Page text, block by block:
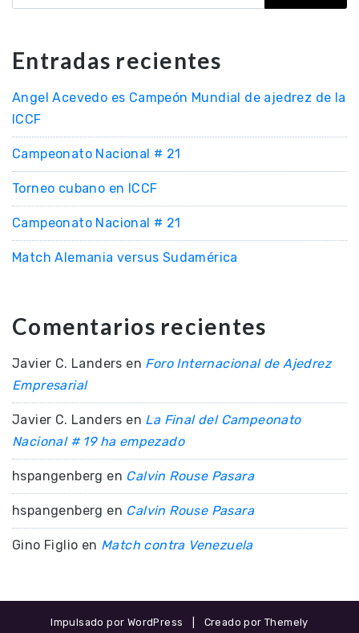
Entradas recientes
Angel Acevedo es Campeón Mundial de ajedrez de la
ICCF
Campeonato Nacional # 21
Torneo cubano en ICCF
Campeonato Nacional # 21
Match Alemania versus Sudamérica
Comentarios recientes
Javier C. Landers en Foro Internacional de Ajedrez
Empresarial
Javier C. Landers en La Final del Campeonato
Nacional # 19 ha empezado
hspangenberg en Calvin Rouse Pasara
hspangenberg en Calvin Rouse Pasara
Gino Figlio en Match contra Venezuela
Impulsado por WordPress Creado por Themely